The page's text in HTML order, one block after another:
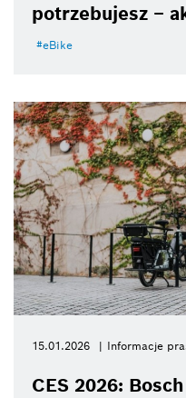
potrzebujesz –
eBike
15.01.2026 Informacje
CES 2026: